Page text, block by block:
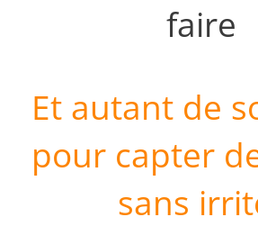
faire
Et autant de
pour capter
sans